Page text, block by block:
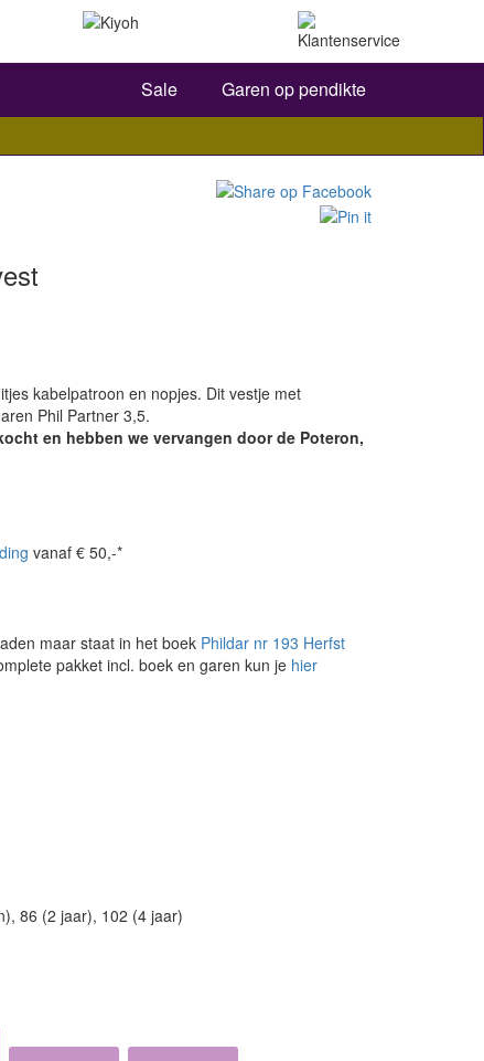
Zoeken
Sale Garen op pendikte
kabelpatroon en nopjes. Dit vestje met
Phil Partner 3,5.
en hebben we vervangen door de Poteron,
vanaf € 50,-*
maar staat in het boek Phildar nr 193 Herfst
pakket incl. boek en garen kun je hier
86 (2 jaar), 102 (4 jaar)